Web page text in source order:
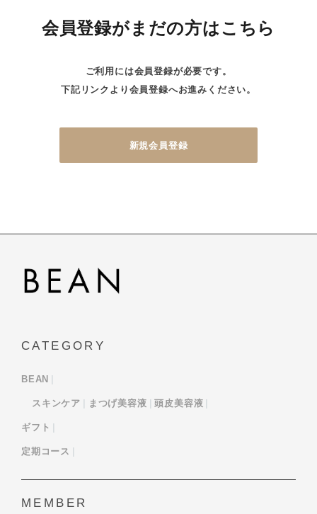
会員登録がまだの方はこちら
ご利用には会員登録が必要です。
下記リンクより会員登録へお進みください。
新規会員登録
CATEGORY
BEAN
スキンケア まつげ美容液 頭皮美容液
ギフト
定期コース
MEMBER